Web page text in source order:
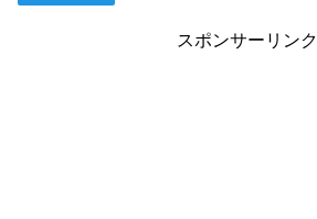
スポンサーリンク